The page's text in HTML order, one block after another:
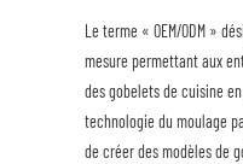
Le terme « OEM/ODM »
mesure permettant aux
des gobelets de cuisine
technologie du moulage
de créer des modèles de